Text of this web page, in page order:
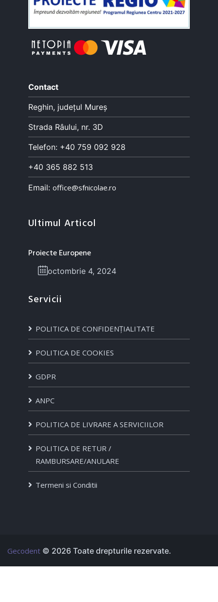
Contact
Reghin, județul Mureș
Strada Râului, nr. 3D
Telefon: +40 759 092 928
+40 365 882 513
Email: office@sfnicolae.ro
Ultimul Articol
Proiecte Europene
octombrie 4, 2024
Servicii
POLITICA DE CONFIDENȚIALITATE
POLITICA DE COOKIES
GDPR
ANPC
POLITICA DE LIVRARE A SERVICIILOR
POLITICA DE RETUR /
RAMBURSARE/ANULARE
Termeni si Conditii
Gecodent © 2026 Toate drepturile rezervate.